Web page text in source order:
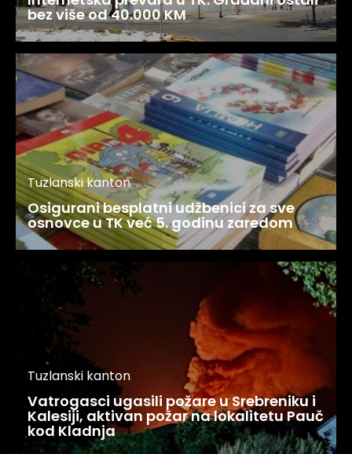
bez više od 40.000 KM
Tuzlanski kanton
Osigurani besplatni udžbenici za sve
osnovce u TK već 5. godinu zaredom
Tuzlanski kanton
Vatrogasci ugasili požare u Srebreniku i
Kalesiji, aktivan požar na lokalitetu Pauč
kod Kladnja